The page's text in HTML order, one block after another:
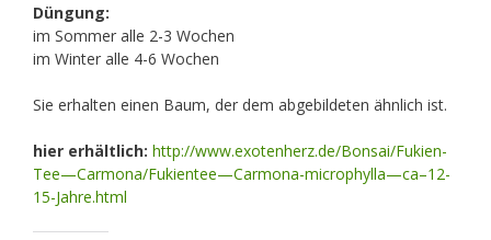
Düngung:
im Sommer alle 2-3 Wochen
im Winter alle 4-6 Wochen
Sie erhalten einen Baum, der dem abgebildeten ähnlich ist.
hier erhältlich: http://www.exotenherz.de/Bonsai/Fukien-
Tee—Carmona/Fukientee—Carmona-microphylla—ca–12-
15-Jahre.html